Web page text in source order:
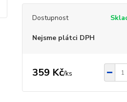
Dostupnost
Nejsme plátci DPH
359 Kč/ks